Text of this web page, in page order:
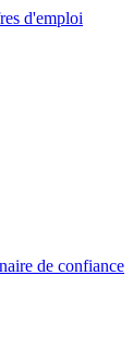
d'emploi
de confiance